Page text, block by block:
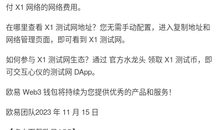
付 X1 网络的网络费用。
在哪里查看 X1 测试网地址？您无需手动配置，进入复制地址和
网络管理页面，即可看到 X1 测试网。
如何参与 X1 测试网生态？通过 官方水龙头 领取 X1 测试币，即
可交互心仪的测试网 DApp。
欧易 Web3 钱包将持续为您提供优秀的产品和服务！
欧易团队2023 年 11 月 15 日